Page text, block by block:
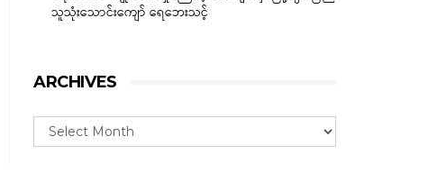
သူသုံးသောင်းကျော် ရေဘေးသင့်
ARCHIVES